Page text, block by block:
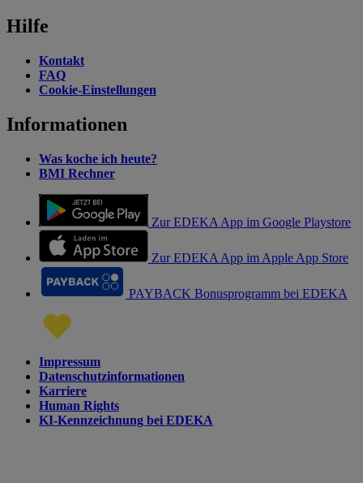
Hilfe
Kontakt
FAQ
Cookie-Einstellungen
Informationen
Was koche ich heute?
BMI Rechner
Zur EDEKA App im Google Playstore
Zur EDEKA App im Apple App Store
PAYBACK Bonusprogramm bei EDEKA
Impressum
Datenschutzinformationen
Karriere
Human Rights
KI-Kennzeichnung bei EDEKA